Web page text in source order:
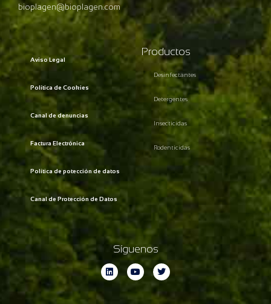
bioplagen@bioplagen.com
Aviso Legal
Política de Cookies
Canal de denuncias
Factura Electrónica
Política de potección de datos
Canal de Protección de Datos
Productos
Desinfectantes
Detergentes
Insecticidas
Rodenticidas
Síguenos